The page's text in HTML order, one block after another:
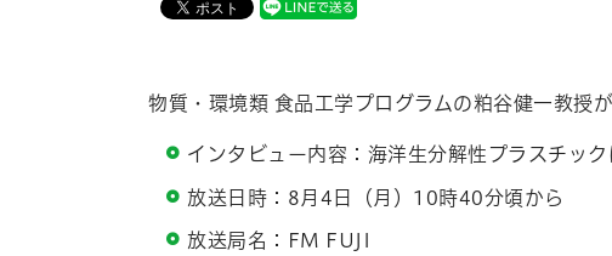
物質・環境類 食品工学プログラムの粕谷健一教授
インタビュー内容：海洋生分解性プラスチック
放送日時：8月4日（月）10時40分頃から
放送局名：FM FUJI